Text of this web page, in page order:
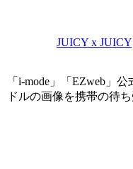
JUICY x JUICY
「i-mode」「EZweb」
ドルの画像を携帯の待